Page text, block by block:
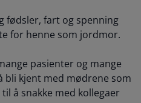
fødsler, fart og spenning
for henne som jordmor.
pasienter og mange
bli kjent med mødrene som
å snakke med kollegaer